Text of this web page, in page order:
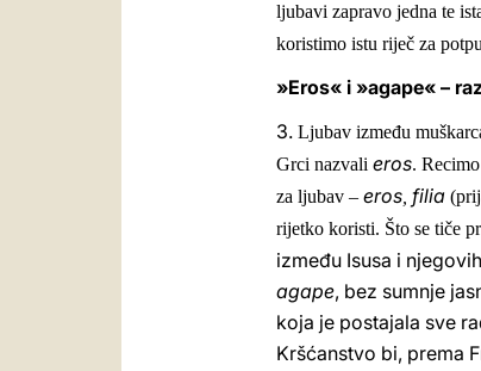
ljubavi zapravo jedna te
koristimo istu riječ za
»Eros« i »agape« –
3. Ljubav između
Grci nazvali eros.
za ljubav – eros filia
rijetko koristi. Što se tiče
između Isusa i
agape, bez sumnje
koja je postajala sve
Kršćanstvo bi, prema